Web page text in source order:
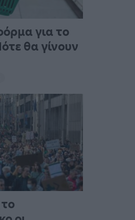
για το
θα γίνουν